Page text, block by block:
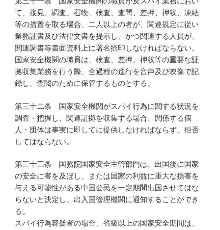
て、接見、調査、召喚、検査、査問、差押、押収、凍結
等の措置を取る場合、二人以上の者が、関連規定に従い
業務証書及び法律文書を提示し、かつ関連する人員が、
関連調書等書面資料上に署名捺印しなければならない。
国家安全機関の職員は、検査、差押、押収等の重要な証
拠収集業務を行う際、全過程の進行を音声及び映像で記
録し、査閲のために保管するものとする。
第三十二条 国家安全機関がスパイ行為に関する状況を
調査・把握し、関連証拠を収集する場合、関係する個
人・団体は事実に即してに提供しなければならず、拒否
してはならない。
第三十三条 国務院国家安全主管部門は、出国後に国家
の安全に害を及ぼし、または国家の利益に重大な損害を
与える可能性がある中国公民を一定期間出国させてはな
らないと決定し、出入国管理機関に通知することができ
る。
スパイ行為容疑者の場合、省級以上の国家安全期間は、